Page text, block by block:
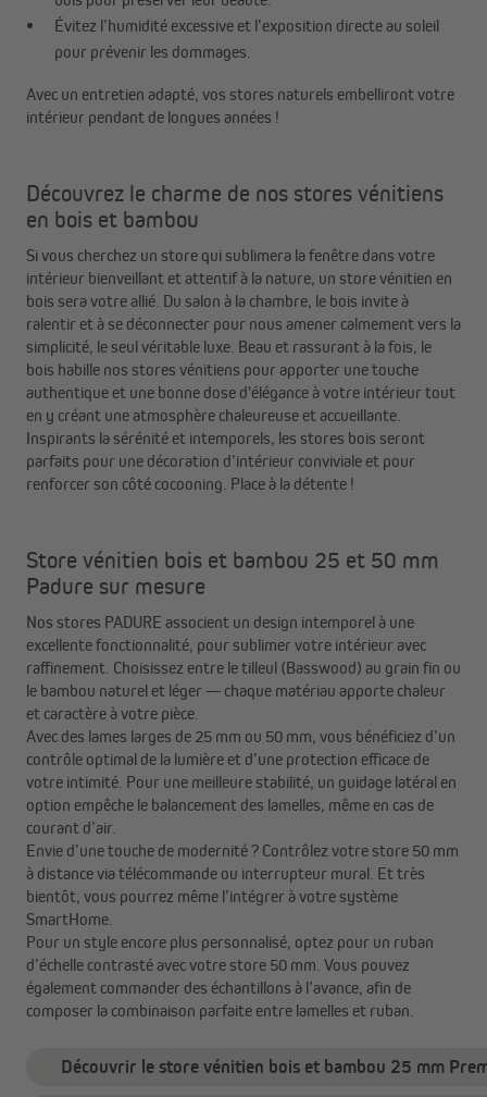
Évitez l’humidité excessive et l’exposition directe au soleil
pour prévenir les dommages.
Avec un entretien adapté, vos stores naturels embelliront votre
intérieur pendant de longues années !
Découvrez le charme de nos stores vénitiens
en bois et bambou
Si vous cherchez un store qui sublimera la fenêtre dans votre
intérieur bienveillant et attentif à la nature, un store vénitien en
bois sera votre allié. Du salon à la chambre, le bois invite à
ralentir et à se déconnecter pour nous amener calmement vers la
simplicité, le seul véritable luxe. Beau et rassurant à la fois, le
bois habille nos stores vénitiens pour apporter une touche
authentique et une bonne dose d'élégance à votre intérieur tout
en y créant une atmosphère chaleureuse et accueillante.
Inspirants la sérénité et intemporels, les stores bois seront
parfaits pour une décoration d’intérieur conviviale et pour
renforcer son côté cocooning. Place à la détente !
Store vénitien bois et bambou 25 et 50 mm
Padure sur mesure
Nos stores PADURE associent un design intemporel à une
excellente fonctionnalité, pour sublimer votre intérieur avec
raffinement. Choisissez entre le tilleul (Basswood) au grain fin ou
le bambou naturel et léger — chaque matériau apporte chaleur
et caractère à votre pièce.
Avec des lames larges de 25 mm ou 50 mm, vous bénéficiez d’un
contrôle optimal de la lumière et d’une protection efficace de
votre intimité. Pour une meilleure stabilité, un guidage latéral en
option empêche le balancement des lamelles, même en cas de
courant d’air.
Envie d’une touche de modernité ? Contrôlez votre store 50 mm
à distance via télécommande ou interrupteur mural. Et très
bientôt, vous pourrez même l’intégrer à votre système
SmartHome.
Pour un style encore plus personnalisé, optez pour un ruban
d’échelle contrasté avec votre store 50 mm. Vous pouvez
également commander des échantillons à l’avance, afin de
composer la combinaison parfaite entre lamelles et ruban.
Découvrir le store vénitien bois et bambou 25 mm